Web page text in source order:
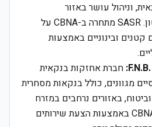
וניהול עושר באזור
המטרופולין של וושינגטון. SASR מתחרה ב-CBNA על
ובינוניים באמצעות
חברת אחזקות בנקאית
מגוונים, כולל בנקאות מסחרית
באזורים נרחבים במזרח
ארה"ב. FNB מתחרה ב-CBNA באמצעות הצעת שירותים